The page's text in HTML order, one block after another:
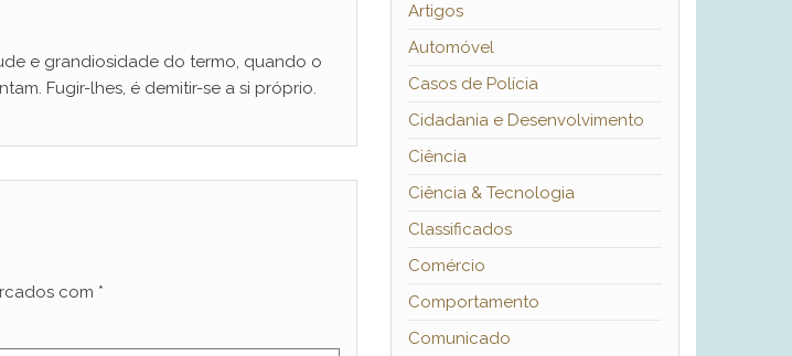
e grandiosidade do termo, quando o
Fugir-lhes, é demitir-se a si próprio.
com *
Artigos
Automóvel
Casos de Polícia
Cidadania e Desenvolvimento
Ciência
Ciência & Tecnologia
Classificados
Comércio
Comportamento
Comunicado